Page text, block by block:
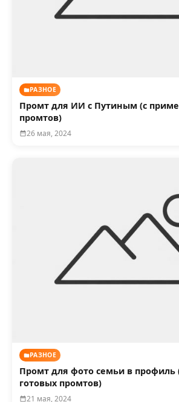
РАЗНОЕ
Промт для ИИ с Путиным (с
промтов)
26 мая, 2024
РАЗНОЕ
Промт для фото семьи в профиль
готовых промтов)
21 мая, 2024